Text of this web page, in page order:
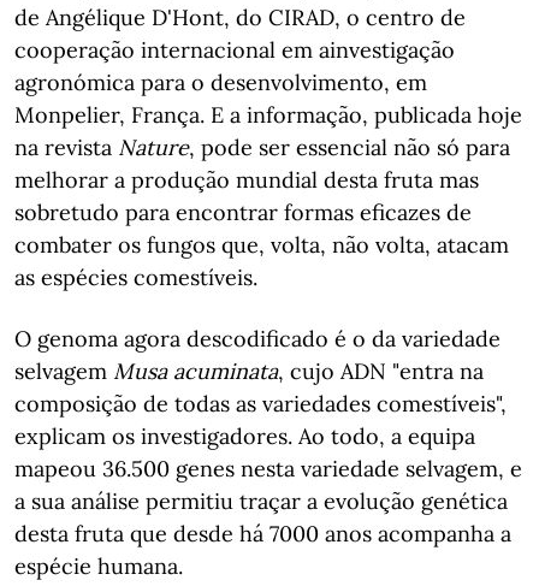
de Angélique D'Hont, do CIRAD, o centro de
cooperação internacional em ainvestigação
agronómica para o desenvolvimento, em
Monpelier, França. E a informação, publicada hoje
na revista Nature, pode ser essencial não só para
melhorar a produção mundial desta fruta mas
sobretudo para encontrar formas eficazes de
combater os fungos que, volta, não volta, atacam
as espécies comestíveis.
O genoma agora descodificado é o da variedade
selvagem Musa acuminata, cujo ADN "entra na
composição de todas as variedades comestíveis",
explicam os investigadores. Ao todo, a equipa
mapeou 36.500 genes nesta variedade selvagem, e
a sua análise permitiu traçar a evolução genética
desta fruta que desde há 7000 anos acompanha a
espécie humana.